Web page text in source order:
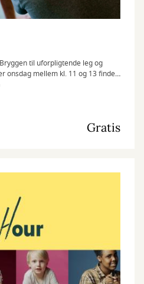
til uforpligtende leg og
onsdag mellem kl. 11 og 13 finder
legestue.
Gratis